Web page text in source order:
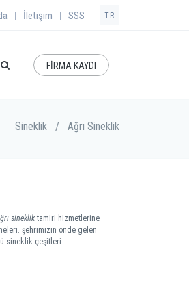
| İletişim | SSS TR
FİRMA KAYDI
Sineklik / Ağrı Sineklik
sineklik tamiri hizmetlerine
şehrimizin önde gelen
sineklik çeşitleri.